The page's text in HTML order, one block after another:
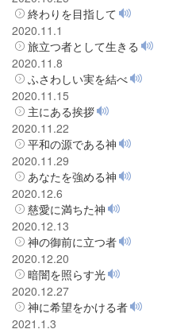
終わりを目指して
2020.11.1
旅立つ者として生きる
2020.11.8
ふさわしい実を結べ
2020.11.15
主にある挨拶
2020.11.22
平和の源である神
2020.11.29
あなたを強める神
2020.12.6
慈愛に満ちた神
2020.12.13
神の御前に立つ者
2020.12.20
暗闇を照らす光
2020.12.27
神に希望をかける者
2021.1.3